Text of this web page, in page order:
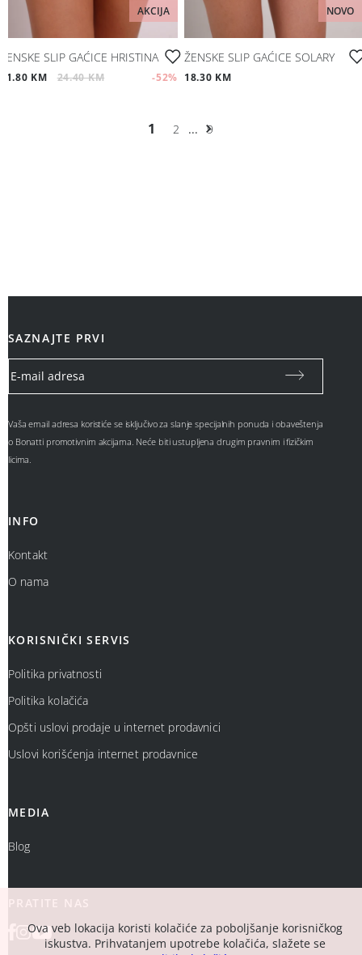
AKCIJA
ŽENSKE SLIP GAĆICE HRISTINA
11.80 KM 24.40 KM -52%
NOVO
ŽENSKE SLIP GAĆICE SOLARY
18.30 KM
1 2 ... 9
Ova veb lokacija koristi kolačiće za poboljšanje korisničkog
iskustva. Prihvatanjem upotrebe kolačića, slažete se
SAZNAJTE PRVI
Vaša email adresa koristiće se isključivo za slanje specijalnih ponuda i obaveštenja
o Bonatti promotivnim akcijama. Neće biti ustupljena drugim pravnim i fizičkim
licima.
INFO
Kontakt
O nama
KORISNIČKI SERVIS
Politika privatnosti
Politika kolačića
Opšti uslovi prodaje u internet prodavnici
Uslovi korišćenja internet prodavnice
MEDIA
Blog